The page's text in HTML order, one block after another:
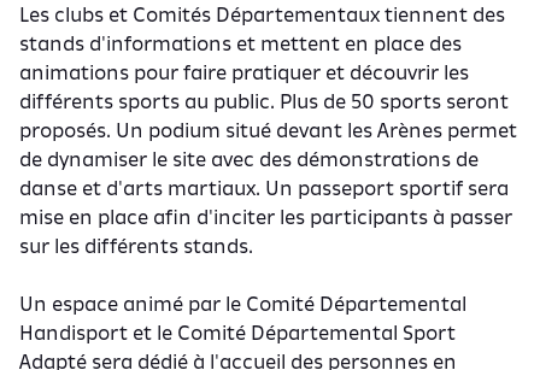
Les clubs et Comités Départementaux tiennent des
stands d'informations et mettent en place des
animations pour faire pratiquer et découvrir les
différents sports au public. Plus de 50 sports seront
proposés. Un podium situé devant les Arènes permet
de dynamiser le site avec des démonstrations de
danse et d'arts martiaux. Un passeport sportif sera
mise en place afin d'inciter les participants à passer
sur les différents stands.
Un espace animé par le Comité Départemental
Handisport et le Comité Départemental Sport
Adapté sera dédié à l'accueil des personnes en